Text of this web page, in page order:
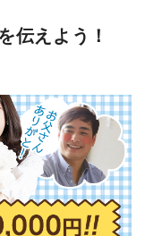
伝えよう！